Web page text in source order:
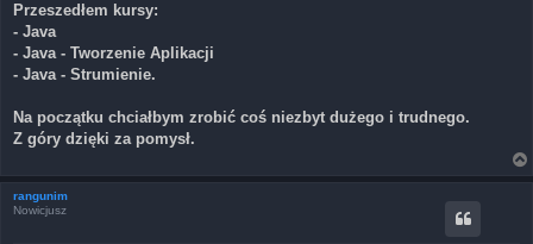
Przeszedłem kursy:
- Java
- Java - Tworzenie Aplikacji
- Java - Strumienie.
Na początku chciałbym zrobić coś niezbyt dużego i trudnego.
Z góry dzięki za pomysł.
rangunim
Nowicjusz